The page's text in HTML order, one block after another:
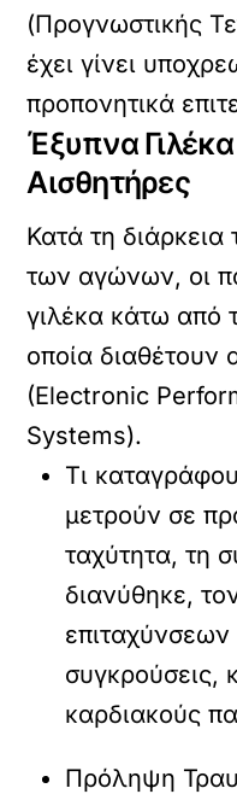
(Προγνωστικής
έχει γίνει
προπονητικά
Έξυπνα
Αισθητήρες
Κατά τη
των αγώνων, οι
γιλέκα κάτω από
οποία διαθέτουν
(Electronic
Systems).
Τι
μετρούν σε
ταχύτητα, τη
διανύθηκε,
επιταχύνσεων
συγκρούσεις,
καρδιακούς
Πρόληψη